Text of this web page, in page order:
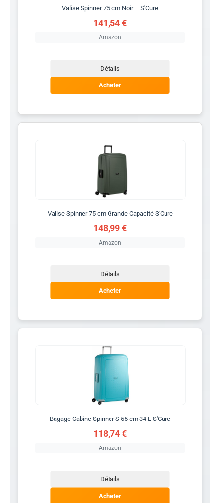
Valise Spinner 75 cm Noir – S'Cure
141,54 €
Amazon
Détails
Acheter
Valise Spinner 75 cm Grande Capacité S'Cure
148,99 €
Amazon
Détails
Acheter
Bagage Cabine Spinner S 55 cm 34 L S'Cure
118,74 €
Amazon
Détails
Acheter